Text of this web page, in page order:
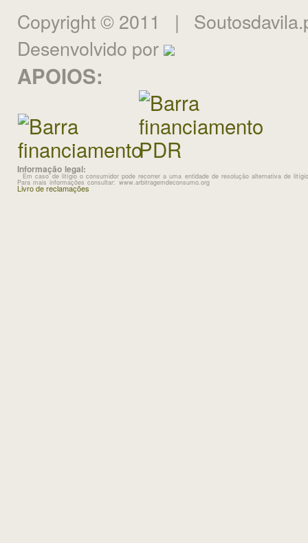
Copyright © 2011 |
Desenvolvido por
APOIOS:
Informação legal:
Em caso de litígio o consumidor pode recorrer a uma entidade de resolução alternativa de
Para mais informações consultar: www.arbitragemdeconsumo.org
Livro de reclamações